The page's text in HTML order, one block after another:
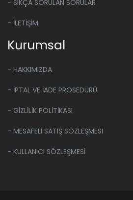
- SIKÇA SORULAN SORULAR
- İLETİŞİM
Kurumsal
- HAKKIMIZDA
- İPTAL VE İADE PROSEDÜRÜ
- GİZLİLİK POLİTİKASI
- MESAFELİ SATIŞ SÖZLEŞMESİ
- KULLANICI SÖZLEŞMESİ